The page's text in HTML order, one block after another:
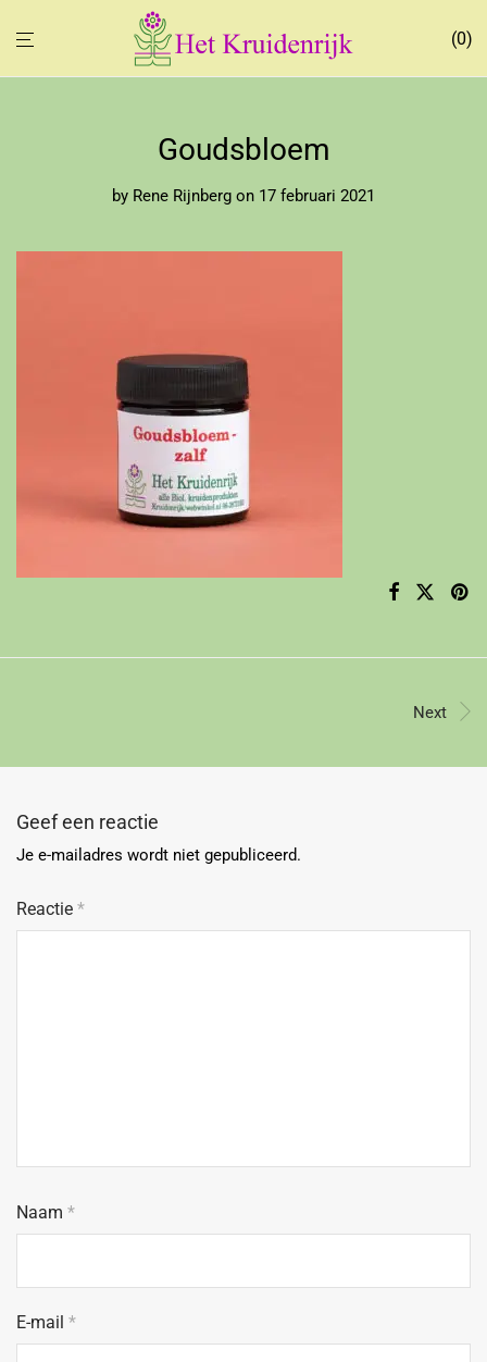
0
Goudsbloem
by Rene Rijnberg on 17 februari 2021
Next
Geef een reactie
Je e-mailadres wordt niet gepubliceerd.
Reactie *
Naam *
E-mail *